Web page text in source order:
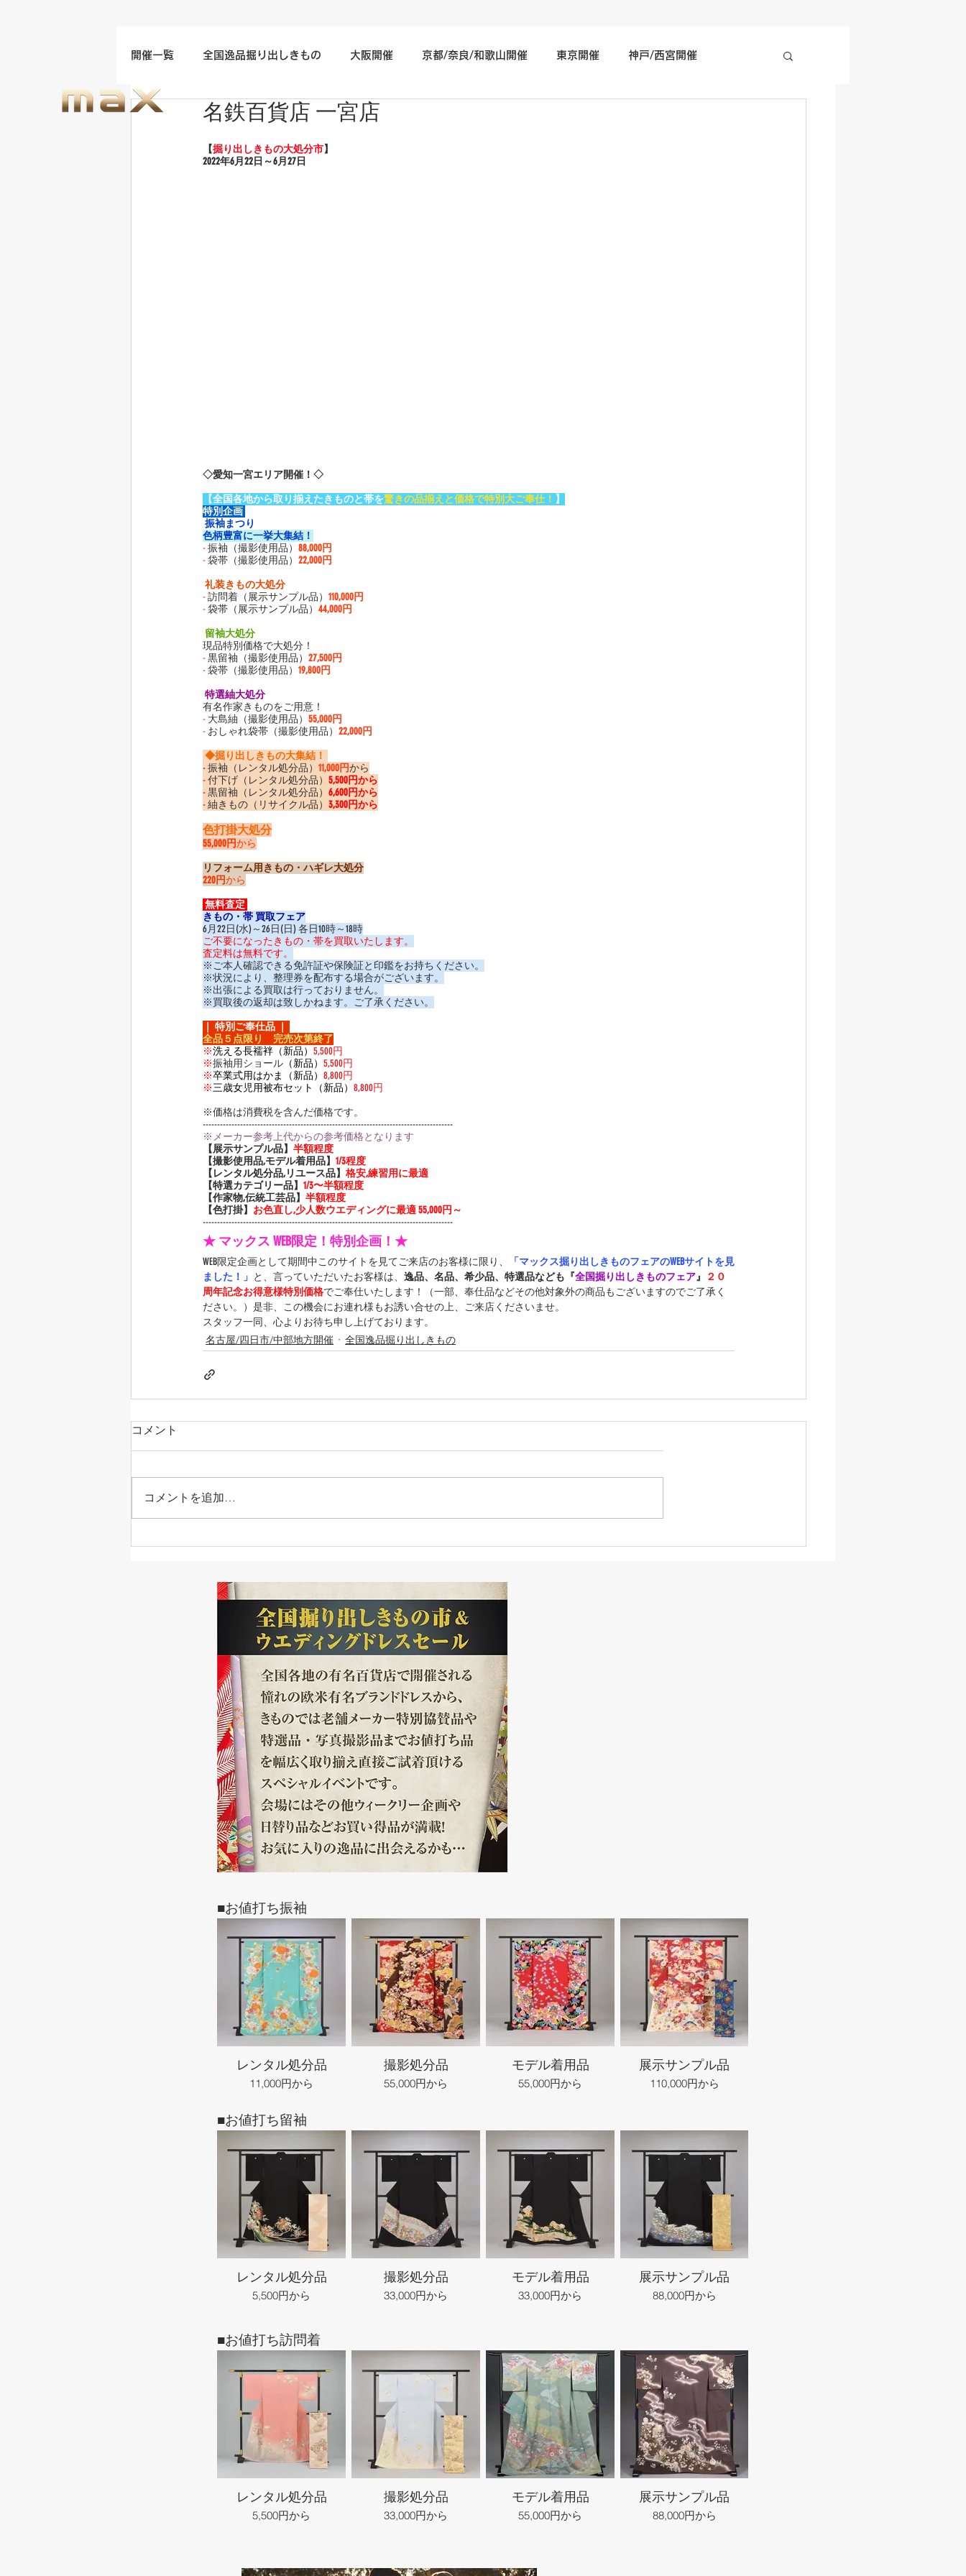
開催一覧 全国逸品掘り出しきもの 大阪開催 京都/奈良/和歌山開催 東京開催 神戸/西宮開催
名古屋/四日市/中部地方開催 神奈川/埼玉/千葉/静岡/関東地方開催
名鉄百貨店 一宮店
【掘り出しきもの大処分市】
2022年6月22日～6月27日
◇愛知一宮エリア開催！◇
【全国各地から取り揃えたきものと帯を驚きの品揃えと価格で特別大ご奉仕！ 】
特別企画
振袖まつり
色柄豊富に一挙大集結！
- 振袖（撮影使用品） 88,000円
- 袋帯（撮影使用品） 22,000円
礼装きもの大処分
- 訪問着（展示サンプル品） 110,000円
- 袋帯（展示サンプル品） 44,000円
留袖大処分
現品特別価格で大処分！
- 黒留袖（撮影使用品） 27,500円
- 袋帯（撮影使用品） 19,800円
特選紬大処分
有名作家きものをご用意！
- 大島紬（撮影使用品） 55,000円
- おしゃれ袋帯（撮影使用品） 22,000円
◆掘り出しきもの大集結！
- 振袖（レンタル処分品） 11,000円から
- 付下げ（レンタル処分品） 5,500円から
- 黒留袖（レンタル処分品） 6,600円から
- 紬きもの（リサイクル品） 3,300円から
色打掛大処分
55,000円から
リフォーム用きもの・ハギレ大処分
220円から
無料査定
きもの・帯 買取フェア
6月22日(水)～26日(日) 各日10時～18時
ご不要になったきもの・帯を買取いたします。
査定料は無料です。
※ご本人確認できる免許証や保険証と印鑑をお持ちください。
※状況により、整理券を配布する場合がございます。
※出張による買取は行っておりません。
※買取後の返却は致しかねます。ご了承ください。
｜ 特別ご奉仕品 ｜
全品５点限り　完売次第終了
※洗える長襦袢（新品） 5,500円
※振袖用ショール （新品） 5,500円
※卒業式用はかま（新品） 8,800円
※三歳女児用被布セット（新品） 8,800円
※価格は消費税を含んだ価格です。
---------------------------------------------------------------------------------------
※メーカー参考上代からの参考価格となります
【展示サンプル品】 半額程度
【撮影使用品,モデル着用品】 1/3程度
【レンタル処分品,リユース品】 格安,練習用に最適
【特選カテゴリー品】 1/3〜半額程度
【作家物,伝統工芸品】 半額程度
【色打掛】 お色直し,少人数ウエディングに最適 55,000円～
---------------------------------------------------------------------------------------
★ マックス WEB限定！特別企画！★
WEB限定企画として期間中このサイトを見てご来店のお客様に限り、
「マックス掘り出しきものフェアのWEBサイトを見
ました！」 と、言っていただいたお客様は、 逸品、名品、希少品、特選品なども『全国掘り出しきものフェア』
２０
周年記念お得意様特別価格でご奉仕いたします！（一部、奉仕品などその他対象外の商品もございますのでご了承く
ださい。）是非、この機会にお連れ様もお誘い合せの上、ご来店くださいませ。
スタッフ一同、心よりお待ち申し上げております。
名古屋/四日市/中部地方開催 全国逸品掘り出しきもの
コメント
コメントを追加…
■お値打ち振袖
レンタル処分品
11,000円から
撮影処分品
55,000円から
モデル着用品
55,000円から
展示サンプル品
110,000円から
■お値打ち留袖
レンタル処分品
5,500円から
撮影処分品
33,000円から
モデル着用品
33,000円から
展示サンプル品
88,000円から
■お値打ち訪問着
レンタル処分品
5,500円から
撮影処分品
33,000円から
モデル着用品
55,000円から
展示サンプル品
88,000円から